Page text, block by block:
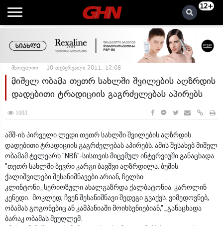
12+
მსოფლიო 10 თებერვალი 2011, 12:08
მიშელ ობამა თეთრ სახლში შვილების აღზრდის
დადებითი ტრადიციის გაგრძელებას აპირებს
1093
აშშ-ის პირველი ლედი თეთრ სახლში შვილების აღზრდის
დადებითი ტრადიციის გაგრძელებას აპირებს. ამის შესახებ მიშელ
ობამამ ტელეარხ "NBჩ"-სისთვის მიცემულ ინტერვიუში განაცხადა.
"თეთრ სახლში ბევრი კარგი ბავშვი აღზრდილა. ბუშის
ქალიშვილები შესანიშნავები არიან, ჩელსი
კლინტონი_სერიოზული ახალგაზრდა ქალბატონია. კაროლინ
კენედი.. მოკლედ, ჩვენ შესანიშნავი შედეგი გვაქვს. ვიმედოვნებ,
ობამას გოგონებიც ან კამპანიაში მოიხსენიებიან,"_განაცხადა
ბარაკ ობამას მეუღლემ.